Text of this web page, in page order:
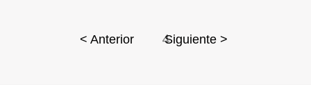
< Anterior 4
Siguiente >